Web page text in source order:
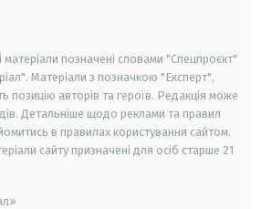
матеріали позначені словами "Спецпроєкт"
Матеріали з позначкою "Експерт",
позицію авторів та героїв. Редакція може
Детальніше щодо реклами та правил
в правилах користування сайтом.
сайту призначені для осіб старше 21